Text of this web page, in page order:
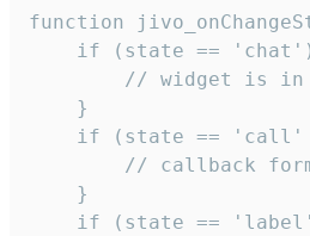
function
if (state ==
// widget is
    }
if (state ==
// callback
    }
if (state ==